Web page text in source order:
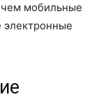
чем мобильные